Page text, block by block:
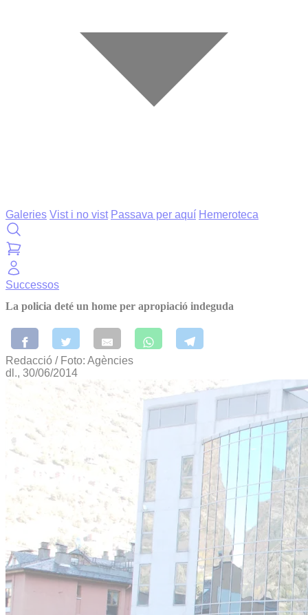
Galeries Vist i no vist Passava per aquí Hemeroteca
Successos
La policia deté un home per apropiació indeguda
Redacció / Foto: Agències
dl., 30/06/2014